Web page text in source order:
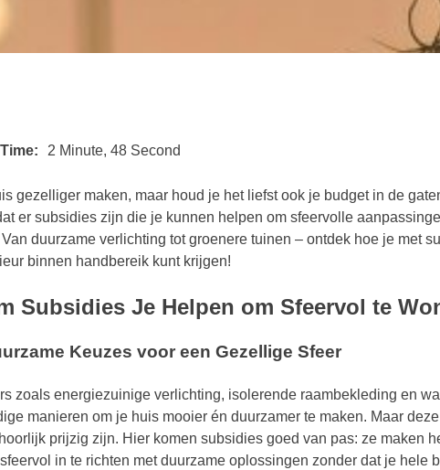
2 Minute, 48 Second
gezelliger maken, maar houd je het liefst ook je budget in de
er subsidies zijn die je kunnen helpen om sfeervolle
duurzame verlichting tot groenere tuinen – ontdek hoe je met
binnen handbereik kunt krijgen!
Subsidies Je Helpen om Sfeervol te
Keuzes voor een Gezellige Sfeer
zoals energiezuinige verlichting, isolerende raambekleding en
manieren om je huis mooier én duurzamer te maken. Maar
prijzig zijn. Hier komen subsidies goed van pas: ze maken
in te richten met duurzame oplossingen zonder dat je hele